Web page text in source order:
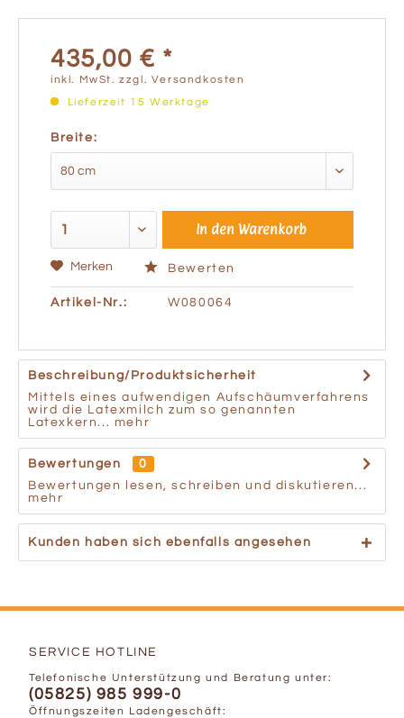
435,00 € *
inkl. MwSt.zzgl. Versandkosten
Lieferzeit 15 Werktage
Breite:
In den Warenkorb
Merken Bewerten
Artikel-Nr.: W080064
Beschreibung/Produktsicherheit
Mittels eines aufwendigen Aufschäumverfahrens
wird die Latexmilch zum so genannten
Latexkern... mehr
Bewertungen
0
Bewertungen lesen, schreiben und diskutieren...
mehr
Kunden haben sich ebenfalls angesehen
SERVICE HOTLINE
Telefonische Unterstützung und Beratung unter:
(05825) 985 999-0
Öffnungszeiten Ladengeschäft: